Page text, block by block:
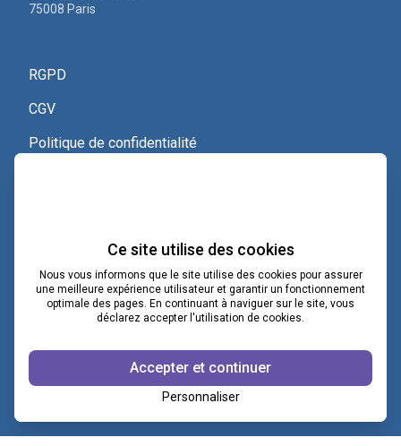
75008 Paris
RGPD
CGV
Politique de confidentialité
Voir le certificat Qualiopi
contact@lacoopcnv.com
La page Linkedin de La Coop CNV
Notre chaîne Webikeo
Ce site utilise des cookies
Nous vous informons que le site utilise des cookies pour assurer
une meilleure expérience utilisateur et garantir un fonctionnement
optimale des pages. En continuant à naviguer sur le site, vous
déclarez accepter l'utilisation de cookies.
Accepter et continuer
Personnaliser